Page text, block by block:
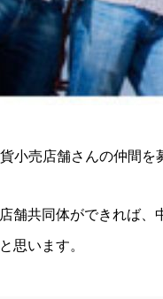
小売店舗さんの仲間を
舗共同体ができれば
思います。